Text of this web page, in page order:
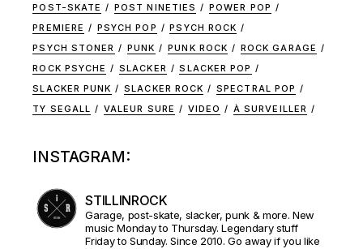
POST-SKATE
POST NINETIES
POWER POP
PREMIERE
PSYCH POP
PSYCH ROCK
PSYCH STONER
PUNK PUNK ROCK
ROCK GARAGE
ROCK PSYCHE
SLACKER
SLACKER POP
SLACKER PUNK
SLACKER ROCK
SPECTRAL POP
TY SEGALL
VALEUR SURE VIDEO À SURVEILLER
INSTAGRAM:
STILLINROCK
Garage, post-skate, slacker, punk & more. New
music Monday to Thursday. Legendary stuff
Friday to Sunday. Since 2010. Go away if you like